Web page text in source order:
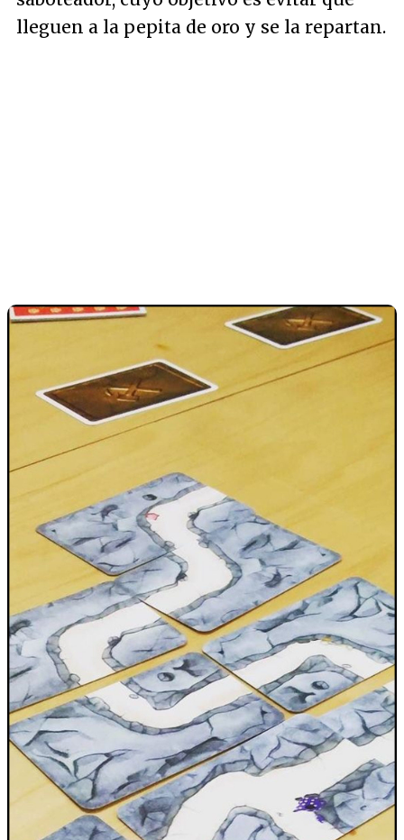
lleguen a la pepita de oro y se la repartan.